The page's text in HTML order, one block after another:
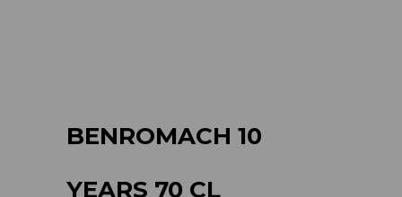
BENROMACH 10
YEARS 70 CL